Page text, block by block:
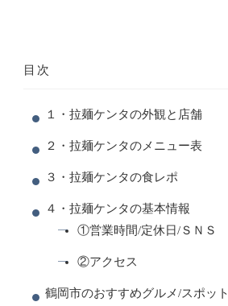
目次
１・拉麺ケンタの外観と店舗
２・拉麺ケンタのメニュー表
３・拉麺ケンタの食レポ
４・拉麺ケンタの基本情報
①営業時間/定休日/ＳＮＳ
②アクセス
鶴岡市のおすすめグルメ/スポット